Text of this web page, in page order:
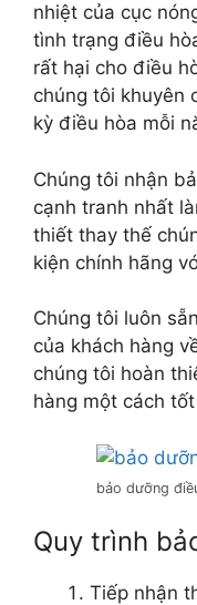
nhiệt của cục
tình trạng điều
rất hại cho điều
chúng tôi khuyên
kỳ điều hòa mỗi
Chúng tôi nhận
cạnh tranh nhất
thiết thay thế
kiện chính hãng
Chúng tôi luôn
của khách hàng
chúng tôi hoàn
hàng một cách
bảo dưỡng
Quy trình
Tiếp nhận